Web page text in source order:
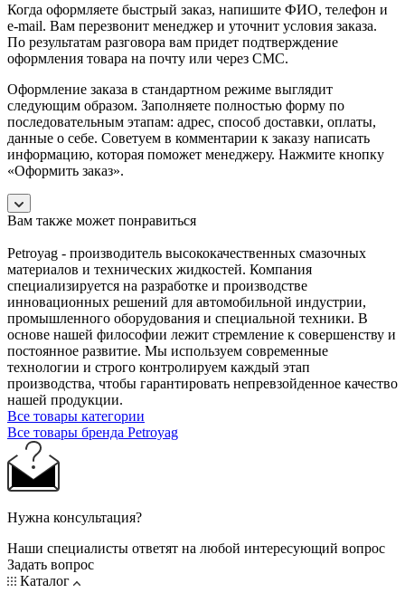
Когда оформляете быстрый заказ, напишите ФИО, телефон и
e-mail. Вам перезвонит менеджер и уточнит условия заказа.
По результатам разговора вам придет подтверждение
оформления товара на почту или через СМС.
Оформление заказа в стандартном режиме выглядит
следующим образом. Заполняете полностью форму по
последовательным этапам: адрес, способ доставки, оплаты,
данные о себе. Советуем в комментарии к заказу написать
информацию, которая поможет менеджеру. Нажмите кнопку
«Оформить заказ».
Вам также может понравиться
Petroyag - производитель высококачественных смазочных
материалов и технических жидкостей. Компания
специализируется на разработке и производстве
инновационных решений для автомобильной индустрии,
промышленного оборудования и специальной техники. В
основе нашей философии лежит стремление к совершенству и
постоянное развитие. Мы используем современные
технологии и строго контролируем каждый этап
производства, чтобы гарантировать непревзойденное качество
нашей продукции.
Все товары категории
Все товары бренда Petroyag
Нужна консультация?
Наши специалисты ответят на любой интересующий вопрос
Задать вопрос
Каталог